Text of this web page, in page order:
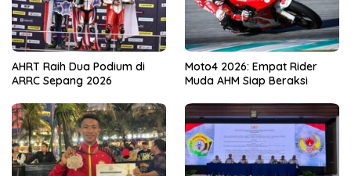
AHRT Raih Dua Podium di
ARRC Sepang 2026
Moto4 2026: Empat Rider
Muda AHM Siap Beraksi